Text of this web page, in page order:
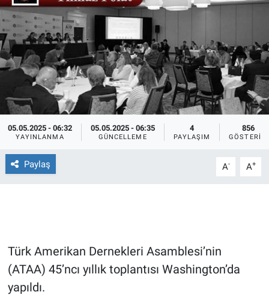
05.05.2025 - 06:32
YAYINLANMA
05.05.2025 - 06:35
GÜNCELLEME
4
PAYLAŞIM
856
GÖSTERIM
Paylaş A- A+
Türk Amerikan Dernekleri Asamblesi’nin
(ATAA) 45’ncı yıllık toplantısı Washington’da
yapıldı.
Ege'den Esintiler
Eğitim
Eğlence
Ekonomi
Gerçeğin İzinde
Gün Ortası
İletişim